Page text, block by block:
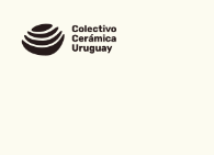
Skip
Colectivo